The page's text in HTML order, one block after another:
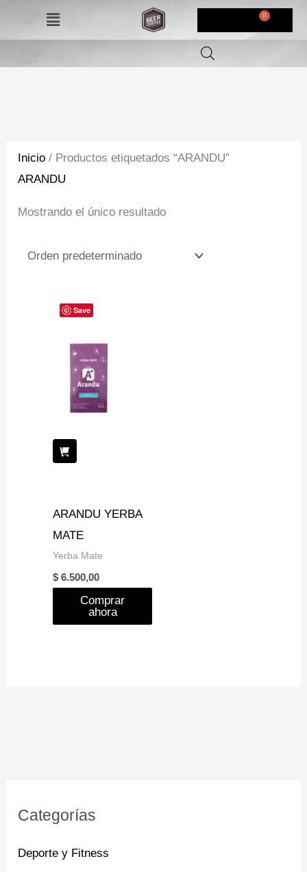
Menú
Categorías
Deporte y Fitness
Inicio / Productos etiquetados “ARANDU”
ARANDU
Mostrando el único resultado
Save
ARANDU YERBA
MATE
Yerba Mate
$ 6.500,00
Comprar
ahora